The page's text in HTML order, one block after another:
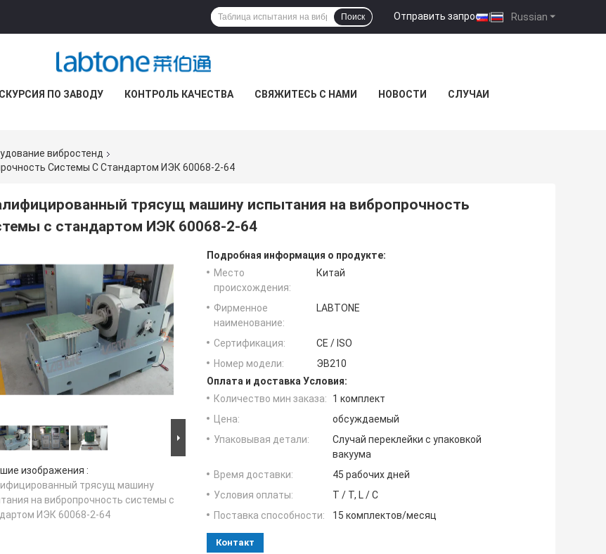
Russian
Отправить запрос |
Поиск
ПО ЗАВОДУ КОНТРОЛЬ КАЧЕСТВА СВЯЖИТЕСЬ С НАМИ НОВОСТИ СЛУЧАИ
вибростенд
Системы С Стандартом ИЭК 60068-2-64
трясущ машину испытания на вибропрочность
с стандартом ИЭК 60068-2-64
изображения :
трясущ машину
на вибропрочность системы с
ИЭК 60068-2-64
Подробная информация о продукте:
Место
происхождения:
Китай
Фирменное
наименование:
LABTONE
Сертификация:
CE / ISO
Номер модели:
ЭВ210
Оплата и доставка Условия:
Количество мин заказа:
1 комплект
Цена:
обсуждаемый
Упаковывая детали:
Случай переклейки с упаковкой
вакуума
Время доставки:
45 рабочих дней
Условия оплаты:
T / T, L / C
Поставка способности:
15 комплектов/месяц
Контакт